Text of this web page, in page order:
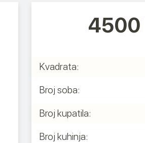
4500
Kvadrata:
Broj soba:
Broj kupatila:
Broj kuhinja: